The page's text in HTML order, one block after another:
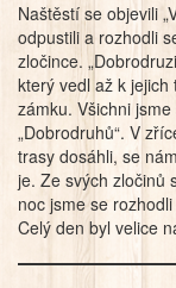
Naštěstí se objevili
odpustili a rozhodli
zločince.
který vedl až k
zámku. Všichni
„Dobrodruhů“. V
trasy dosáhli, se
je. Ze svých zločinů
noc jsme se
Celý den byl velice